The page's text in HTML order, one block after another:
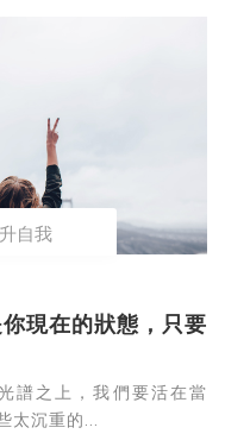
自我
現在的狀態，只要
譜之上，我們要活在當
太沉重的...